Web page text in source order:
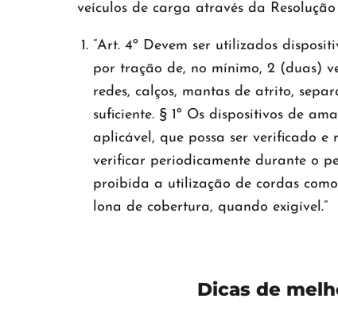
veículos de carga através da
”Art. 4º Devem ser utilizados
por tração de, no mínimo, 2 (duas)
redes, calços, mantas de atrito,
suficiente. § 1º Os dispositivos de
aplicável, que possa ser verificado
verificar periodicamente durante o
proibida a utilização de cordas
lona de cobertura, quando exigível.”
Dicas de